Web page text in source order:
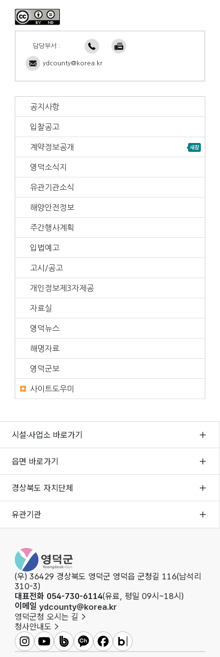
담당부서 :
ydcounty@korea.kr
공지사항
입찰공고
계약정보공개
영덕소식지
유관기관소식
해양안전정보
주간행사계획
입법예고
고시/공고
개인정보제3자제공
자료실
영덕뉴스
해명자료
영덕군보
사이트도우미
시설·사업소 바로가기
읍면 바로가기
경상북도 자치단체
유관기관
영덕군청
(우) 36429 경상북도 영덕군 영덕읍 군청길 116(남석리
310-3)
대표전화 054-730-6114(유료, 평일 09시~18시)
이메일 ydcounty@korea.kr
영덕군청 오시는 길
청사안내도
영덕군인스타그램
영덕군유튜브영덕군밴드영덕군카카오채널
영덕군페이스북
영덕군블로그